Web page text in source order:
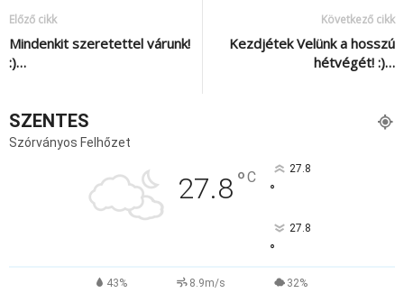
Előző cikk
Mindenkit szeretettel várunk!
:)…
Következő cikk
Kezdjétek Velünk a hosszú
hétvégét! :)…
SZENTES
Szórványos Felhőzet
27.8°C 27.8
°
27.8
°
43% 8.9m/s 32%